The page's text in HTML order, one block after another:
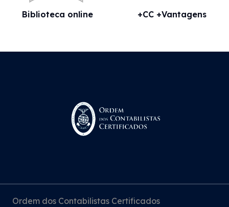
Biblioteca online +CC +Vantagens
Ordem dos Contabilistas Certificados